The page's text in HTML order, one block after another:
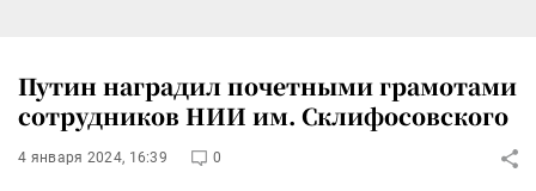
Путин наградил почетными грамотами
сотрудников НИИ им. Склифосовского
4 января 2024, 16:39 0